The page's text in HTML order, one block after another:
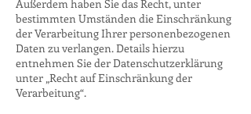
Außerdem haben Sie das Recht, unter
bestimmten Umständen die Einschränkung
der Verarbeitung Ihrer personenbezogenen
Daten zu verlangen. Details hierzu
entnehmen Sie der Datenschutzerklärung
unter „Recht auf Einschränkung der
Verarbeitung“.